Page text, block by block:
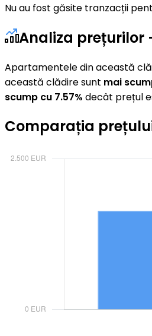
Nu au fost găsite tranzacții
Analiza prețurilor
Apartamentele din această
această clădire sunt mai
scump cu 7.57% decât prețul
Comparația